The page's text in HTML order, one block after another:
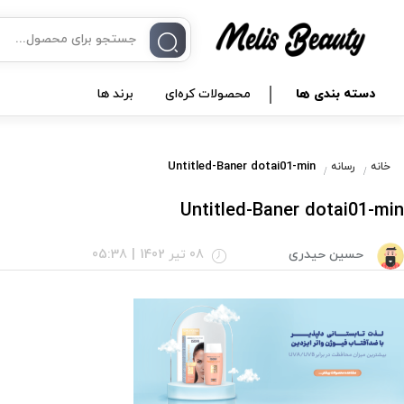
دسته بندی ها محصولات کره‌ای برند ها
خانه رسانه
Untitled-Baner dotai01-min
حسین حیدری 08 تیر 1402 05:38